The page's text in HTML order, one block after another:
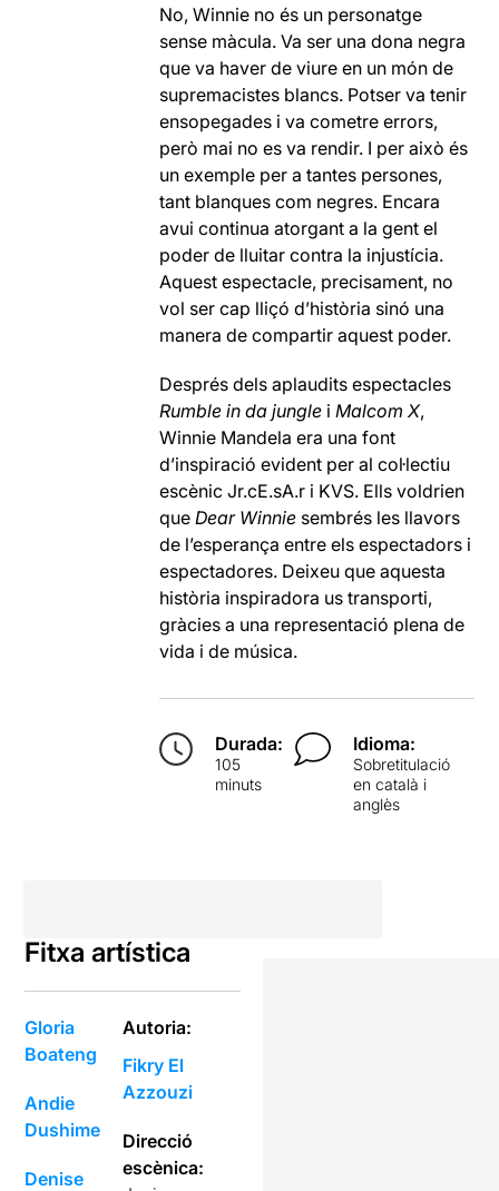
No, Winnie no és un personatge
sense màcula. Va ser una dona negra
que va haver de viure en un món de
supremacistes blancs. Potser va tenir
ensopegades i va cometre errors,
però mai no es va rendir. I per això és
un exemple per a tantes persones,
tant blanques com negres. Encara
avui continua atorgant a la gent el
poder de lluitar contra la injustícia.
Aquest espectacle, precisament, no
vol ser cap lliçó d’història sinó una
manera de compartir aquest poder.
Després dels aplaudits espectacles
Rumble in da jungle iMalcom X,
Winnie Mandela era una font
d’inspiració evident per al col·lectiu
escènic Jr.cE.sA.r i KVS. Ells voldrien
queDear Winnie sembrés les llavors
de l’esperança entre els espectadors i
espectadores. Deixeu que aquesta
història inspiradora us transporti,
gràcies a una representació plena de
vida i de música.
Durada:
105
minuts
Idioma:
Sobretitulació
en català i
anglès
Fitxa artística
Gloria
Boateng
Andie
Dushime
Denise
Autoria:
Fikry El
Azzouzi
Direcció
escènica: